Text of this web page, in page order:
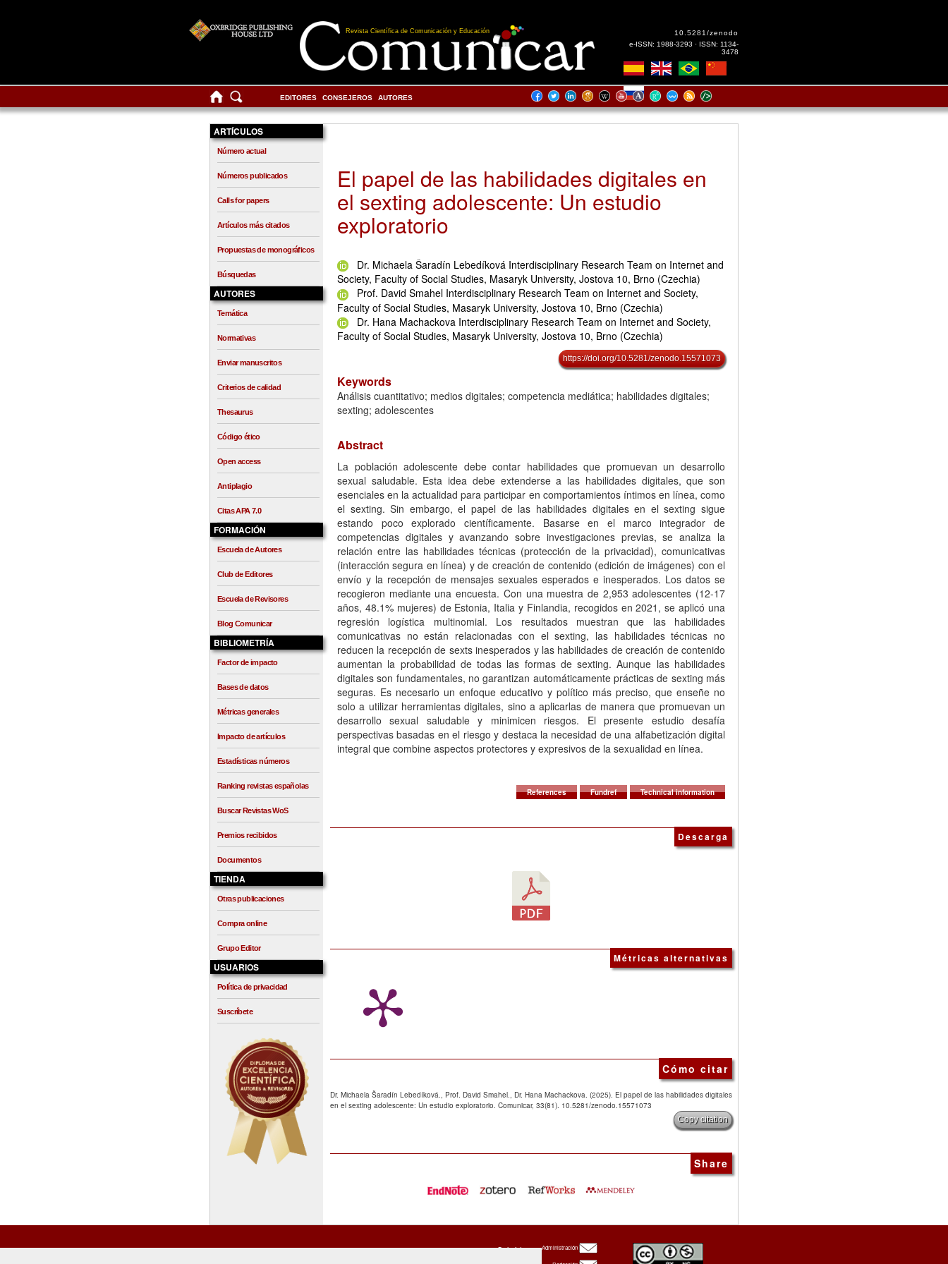
Revista Científica de Comunicación y Educación
10.5281/zenodo
e-ISSN: 1988-3293 · ISSN: 1134-
3478
EDITORES CONSEJEROS AUTORES
ARTÍCULOS
Número actual
Números publicados
Calls for papers
Artículos más citados
Propuestas de monográficos
Búsquedas
AUTORES
Temática
Normativas
Enviar manuscritos
Criterios de calidad
Thesaurus
Código ético
Open access
Antiplagio
Citas APA 7.0
FORMACIÓN
Escuela de Autores
Club de Editores
Escuela de Revisores
Blog Comunicar
BIBLIOMETRÍA
Factor de impacto
Bases de datos
Métricas generales
Impacto de artículos
Estadísticas números
Ranking revistas españolas
Buscar Revistas WoS
Premios recibidos
Documentos
TIENDA
Otras publicaciones
Compra online
Grupo Editor
USUARIOS
Política de privacidad
Suscríbete
El papel de las habilidades digitales en
el sexting adolescente: Un estudio
exploratorio
Dr. Michaela Šaradín Lebedíková Interdisciplinary Research Team on Internet and
Society, Faculty of Social Studies, Masaryk University, Jostova 10, Brno (Czechia)
Prof. David Smahel Interdisciplinary Research Team on Internet and Society,
Faculty of Social Studies, Masaryk University, Jostova 10, Brno (Czechia)
Dr. Hana Machackova Interdisciplinary Research Team on Internet and Society,
Faculty of Social Studies, Masaryk University, Jostova 10, Brno (Czechia)
https://doi.org/10.5281/zenodo.15571073
Keywords
Análisis cuantitativo; medios digitales; competencia mediática; habilidades digitales;
sexting; adolescentes
Abstract
La población adolescente debe contar habilidades que promuevan un desarrollo
sexual saludable. Esta idea debe extenderse a las habilidades digitales, que son
esenciales en la actualidad para participar en comportamientos íntimos en línea, como
el sexting. Sin embargo, el papel de las habilidades digitales en el sexting sigue
estando poco explorado científicamente. Basarse en el marco integrador de
competencias digitales y avanzando sobre investigaciones previas, se analiza la
relación entre las habilidades técnicas (protección de la privacidad), comunicativas
(interacción segura en línea) y de creación de contenido (edición de imágenes) con el
envío y la recepción de mensajes sexuales esperados e inesperados. Los datos se
recogieron mediante una encuesta. Con una muestra de 2,953 adolescentes (12-17
años, 48.1% mujeres) de Estonia, Italia y Finlandia, recogidos en 2021, se aplicó una
regresión logística multinomial. Los resultados muestran que las habilidades
comunicativas no están relacionadas con el sexting, las habilidades técnicas no
reducen la recepción de sexts inesperados y las habilidades de creación de contenido
aumentan la probabilidad de todas las formas de sexting. Aunque las habilidades
digitales son fundamentales, no garantizan automáticamente prácticas de sexting más
seguras. Es necesario un enfoque educativo y político más preciso, que enseñe no
solo a utilizar herramientas digitales, sino a aplicarlas de manera que promuevan un
desarrollo sexual saludable y minimicen riesgos. El presente estudio desafía
perspectivas basadas en el riesgo y destaca la necesidad de una alfabetización digital
integral que combine aspectos protectores y expresivos de la sexualidad en línea.
References Fundref Technical information
Descarga
Métricas alternativas
Cómo citar
Dr. Michaela Šaradín Lebedíková., Prof. David Smahel., Dr. Hana Machackova. (2025). El papel de las habilidades digitales
en el sexting adolescente: Un estudio exploratorio. Comunicar, 33(81). 10.5281/zenodo.15571073
Copy citation
Share
Oxbridge Administración